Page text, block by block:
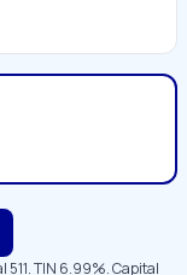
511. TIN 6.99%. Capital